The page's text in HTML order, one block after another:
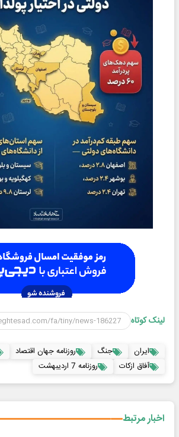
لینک کوتاه
ایران جنگ روزنامه جهان اقتصاد
آفاق ازکات
روزنامه 7 اردیبهشت
اخبار مرتبط